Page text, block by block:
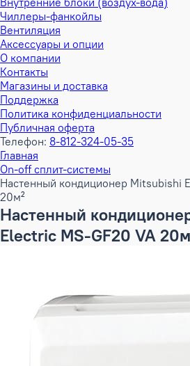
Чиллеры-фанкойлы
Вентиляция
Аксессуары и опции
О компании
Контакты
Магазины и доставка
Поддержка
Политика конфиденциальности
Публичная оферта
Телефон: 8-812-324-05-35
Главная
On-off сплит-системы
Настенный кондиционер Mitsubishi
20м²
Настенный
Electric MS-GF20 VA